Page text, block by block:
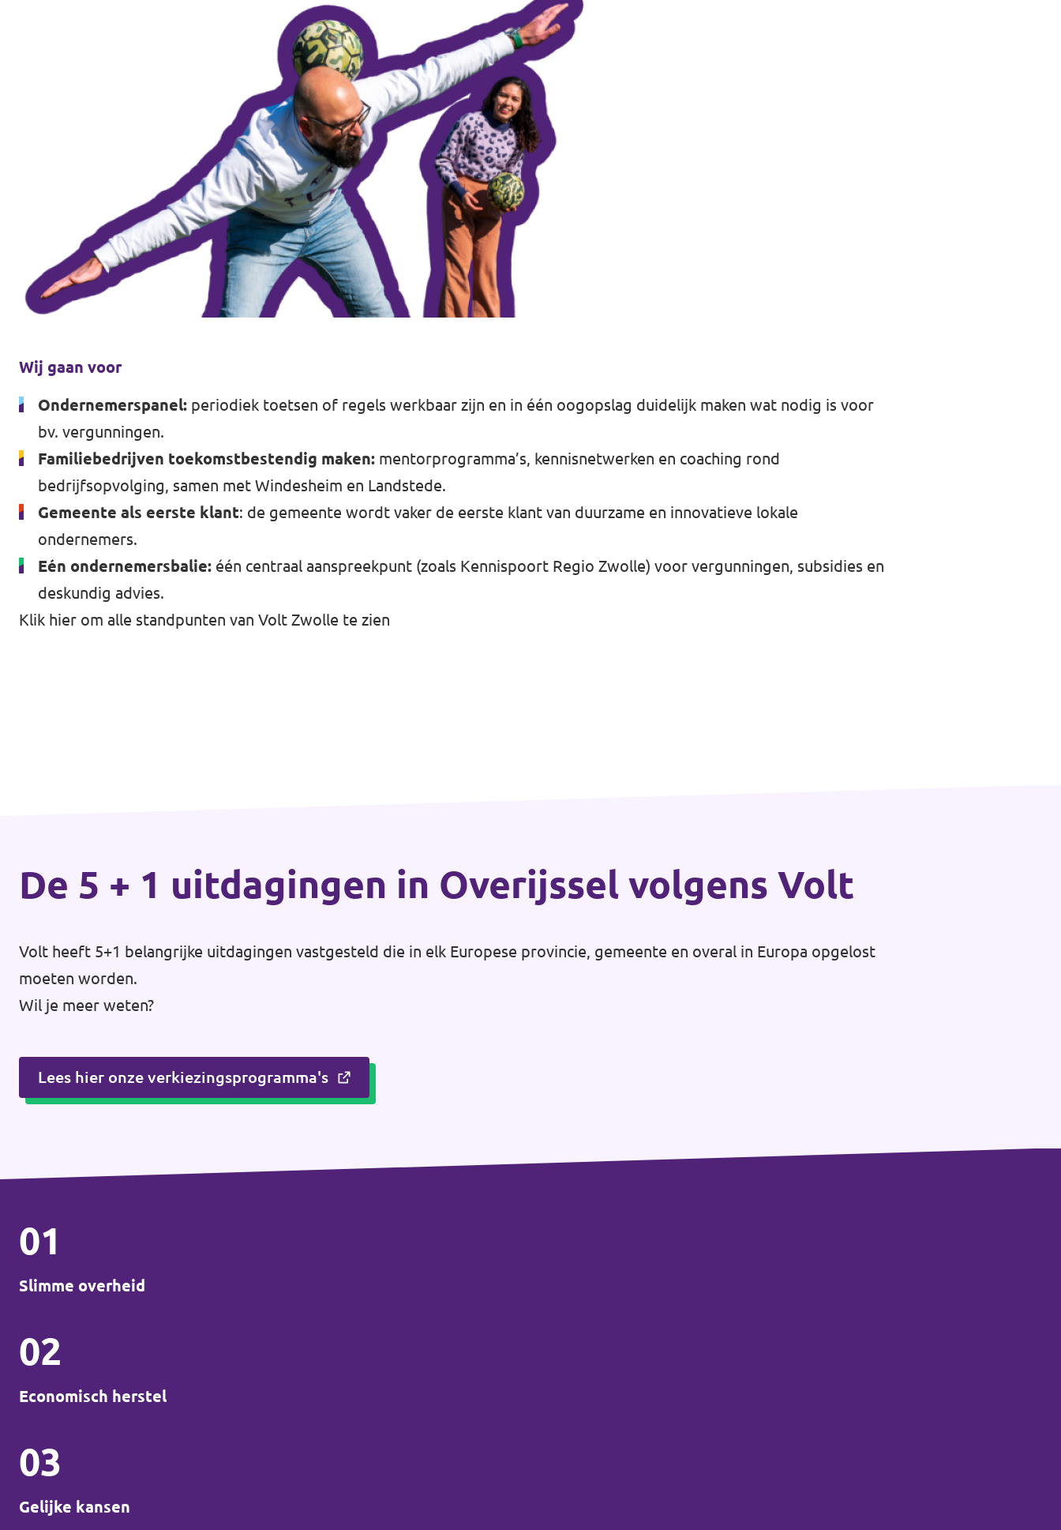
Gemeenteraadsverkiezingen 2026
Vacatures
Almelo
Deventer
Enschede
Hengelo
Wij gaan voor
Ondernemerspanel: periodiek toetsen of regels werkbaar zijn en in één oogopslag duidelijk maken wat nodig is voor
bv. vergunningen.
Familiebedrijven toekomstbestendig maken: mentorprogramma’s, kennisnetwerken en coaching rond
bedrijfsopvolging, samen met Windesheim en Landstede.
Gemeente als eerste klant: de gemeente wordt vaker de eerste klant van duurzame en innovatieve lokale
ondernemers.
Eén ondernemersbalie: één centraal aanspreekpunt (zoals Kennispoort Regio Zwolle) voor vergunningen, subsidies en
deskundig advies.
Klik hier om alle standpunten van Volt Zwolle te zien
De 5 + 1 uitdagingen in Overijssel volgens Volt
Volt heeft 5+1 belangrijke uitdagingen vastgesteld die in elk Europese provincie, gemeente en overal in Europa opgelost
moeten worden.
Wil je meer weten?
Lees hier onze verkiezingsprogramma's
01
Slimme overheid
02
Economisch herstel
03
Gelijke kansen